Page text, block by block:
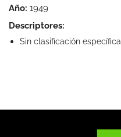
Año: 1949
Descriptores:
Sin clasificación específica